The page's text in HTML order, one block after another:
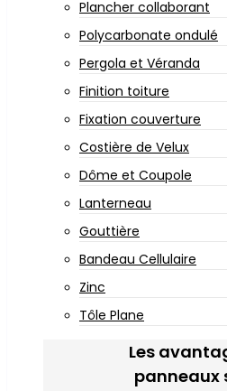
Plancher collaborant
Polycarbonate ondulé
Pergola et Véranda
Finition toiture
Fixation couverture
Costière de Velux
Dôme et Coupole
Lanterneau
Gouttière
Bandeau Cellulaire
Zinc
Tôle Plane
Les
panneaux